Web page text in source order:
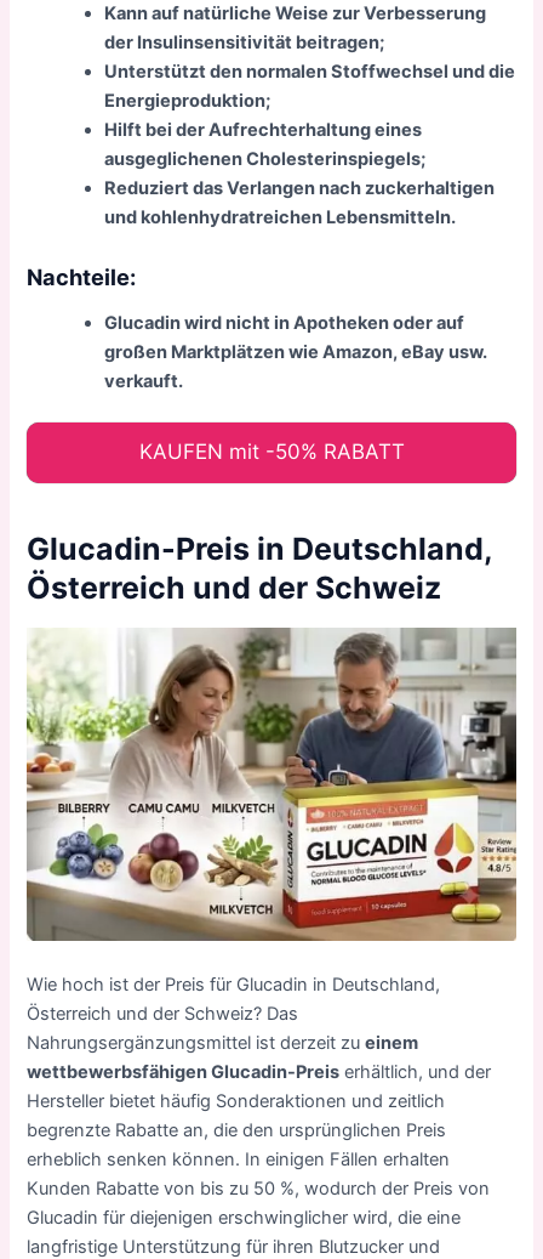
Kann auf natürliche Weise zur Verbesserung
der Insulinsensitivität beitragen;
Unterstützt den normalen Stoffwechsel und die
Energieproduktion;
Hilft bei der Aufrechterhaltung eines
ausgeglichenen Cholesterinspiegels;
Reduziert das Verlangen nach zuckerhaltigen
und kohlenhydratreichen Lebensmitteln.
Nachteile:
Glucadin wird nicht in Apotheken oder auf
großen Marktplätzen wie Amazon, eBay usw.
verkauft.
KAUFEN mit -50% RABATT
Glucadin-Preis in Deutschland,
Österreich und der Schweiz
Wie hoch ist der Preis für Glucadin in Deutschland,
Österreich und der Schweiz? Das
Nahrungsergänzungsmittel ist derzeit zueinem
wettbewerbsfähigen Glucadin-Preis erhältlich, und der
Hersteller bietet häufig Sonderaktionen und zeitlich
begrenzte Rabatte an, die den ursprünglichen Preis
erheblich senken können. In einigen Fällen erhalten
Kunden Rabatte von bis zu 50 %, wodurch der Preis von
Glucadin für diejenigen erschwinglicher wird, die eine
langfristige Unterstützung für ihren Blutzucker und